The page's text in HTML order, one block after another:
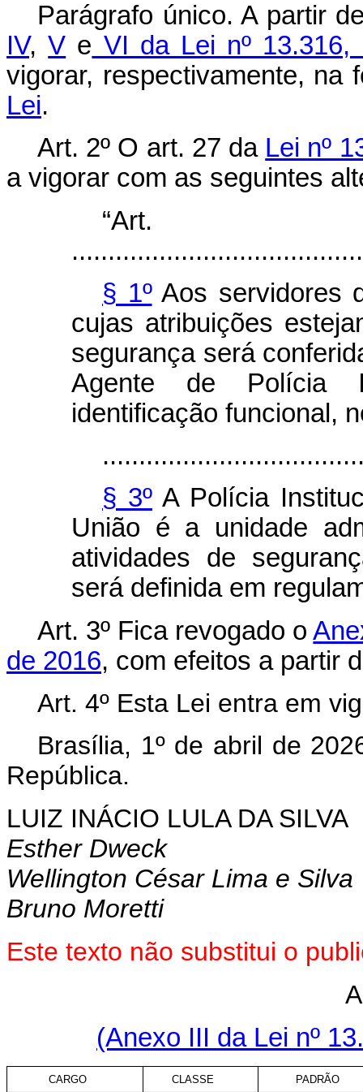
Parágrafo único. A partir
IV,V e VI da Lei nº
vigorar, respectivamente, na
Lei.
Art. 2º O art. 27 da Lei nº
a vigorar com as seguintes
§ 1ºAos servidores
cujas atribuições
segurança será
Agente de Polícia
identificação funcional,
§ 3º A Polícia
União é a unidade
atividades de
será definida em
Art. 3º Fica revogado o
de 2016, com efeitos a partir
Art. 4º Esta Lei entra em
Brasília, 1º de abril de
República.
LUIZ INÁCIO LULA DA SILVA
Esther Dweck
Wellington César Lima e Silva
Bruno Moretti
Este texto não substitui o
(Anexo III da Lei nº
CARGO CLASSE PADRÃO